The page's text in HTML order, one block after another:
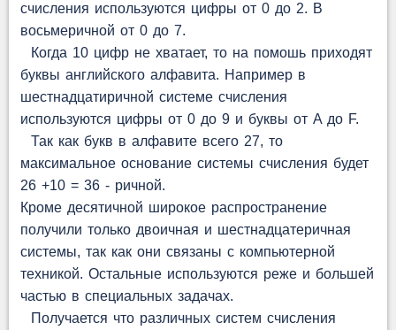
счисления используются цифры от 0 до 2. В
восьмеричной от 0 до 7.
Когда 10 цифр не хватает, то на помошь приходят
буквы английского алфавита. Например в
шестнадцатиричной системе счисления
используются цифры от 0 до 9 и буквы от A до F.
Так как букв в алфавите всего 27, то
максимальное основание системы счисления будет
26 +10 = 36 - ричной.
Кроме десятичной широкое распространение
получили только двоичная и шестнадцатеричная
системы, так как они связаны с компьютерной
техникой. Остальные используются реже и большей
частью в специальных задачах.
Получается что различных систем счисления